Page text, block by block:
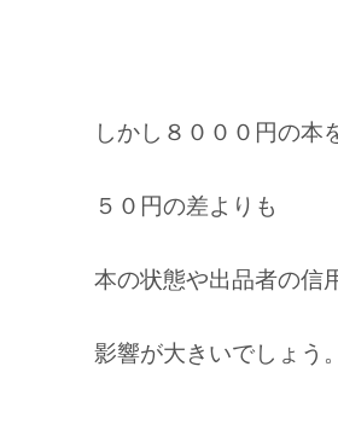
しかし８０００円の本
５０円の差よりも
本の状態や出品者の信
影響が大きいでしょう